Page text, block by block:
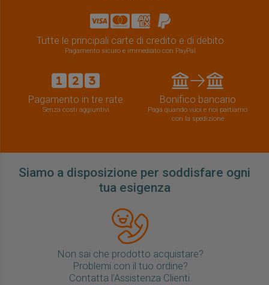
Tutte le principali carte di credito e di debito
Pagamento sicuro e immediato con PayPal
Pagamento in tre rate
Senza costi aggiuntivi
Bonifico bancario
Paga quando vuoi e noi partiamo
con la spedizione
Siamo a disposizione per soddisfare ogni
tua esigenza
Non sai che prodotto acquistare?
Problemi con il tuo ordine?
Contatta l’Assistenza Clienti.